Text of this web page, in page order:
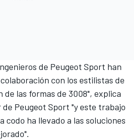
de Peugeot Sport han
con los estilistas de
de las formas de 3008", explica
Peugeot Sport "y este trabajo
codo ha llevado a las soluciones